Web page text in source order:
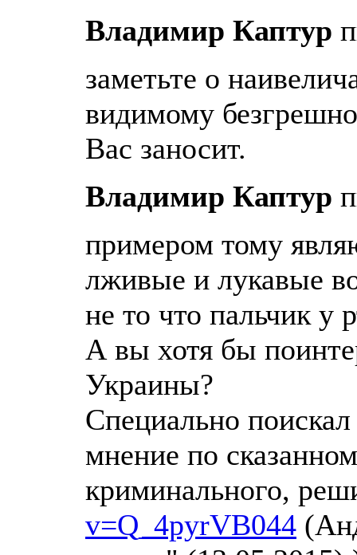
Владимир Каптур
заметьте о
видимому
Вас заносит.
Владимир Каптур
примером тому
лживые и лукавые
не то что пальчик
А вы хотя бы
Украины?
Специально
мнение по
криминального,
v=Q_4pyrVB044